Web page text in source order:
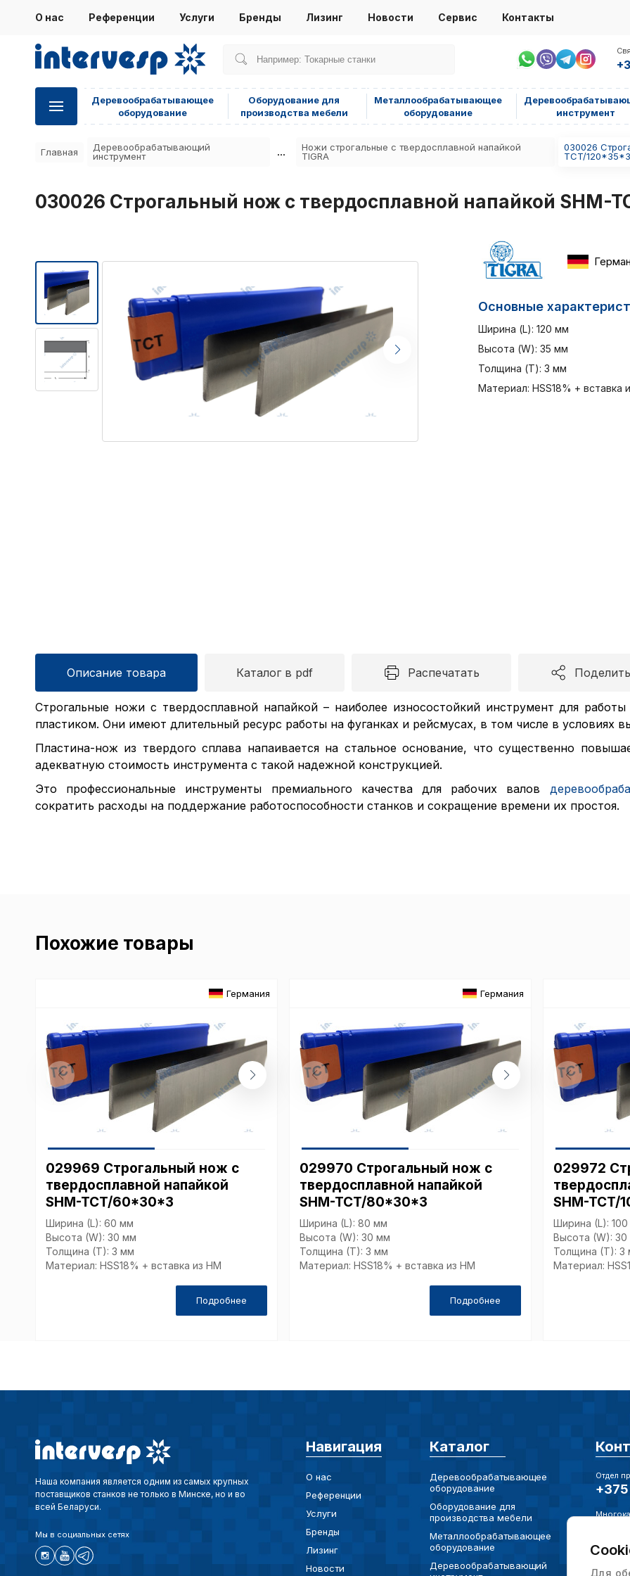
О нас Референции Услуги Бренды Лизинг Новости Сервис Контакты
Деревообрабатывающее
оборудование
Оборудование для
производства мебели
Металлообрабатывающее
оборудование
инструмент
Главная
Деревообрабатывающий
инструмент
...
Ножи строгальные с твердосплавной напайкой
TIGRA
030026
TCT/120*35*3
030026 Строгальный нож с твердосплавной напайкой SHM-
Основные
Ширина (L): 120 мм
Высота (W): 35 мм
Толщина (T): 3 мм
Материал: HSS18% + вставка
Описание товара Каталог в pdf Распечатать
Строгальные ножи с твердосплавной напайкой – наиболее износостойкий инструмент для
пластиком. Они имеют длительный ресурс работы на фуганках и рейсмусах, в том числе в условиях
Пластина-нож из твердого сплава напаивается на стальное основание, что существенно
адекватную стоимость инструмента с такой надежной конструкцией.
Это профессиональные инструменты премиального качества для рабочих валов
сократить расходы на поддержание работоспособности станков и сокращение времени их простоя.
Похожие товары
Германия
029969 Строгальный нож с
твердосплавной напайкой
SHM-TCT/60*30*3
Ширина (L): 60 мм
Высота (W): 30 мм
Толщина (T): 3 мм
Материал: HSS18% + вставка из НМ
Подробнее
Германия
029970 Строгальный нож с
твердосплавной напайкой
SHM-TCT/80*30*3
Ширина (L): 80 мм
Высота (W): 30 мм
Толщина (T): 3 мм
Материал: HSS18% + вставка из НМ
Подробнее
029972
SHM-TCT/
Ширина (L):
Высота (W):
Толщина (T): 3
Материал:
Наша компания является одним из самых крупных
поставщиков станков не только в Минске, но и во
всей Беларуси.
Мы в социальных сетях
Навигация
О нас
Референции
Услуги
Бренды
Лизинг
Новости
Каталог
Деревообрабатывающее
оборудование
Оборудование для
производства мебели
Металлообрабатывающее
оборудование
Деревообрабатывающий
Отдел
Для
Настройте
Вы можете
периода
cookie (в т.ч.
в нижней или
Перед тем
можете
cookie,
Сохранить